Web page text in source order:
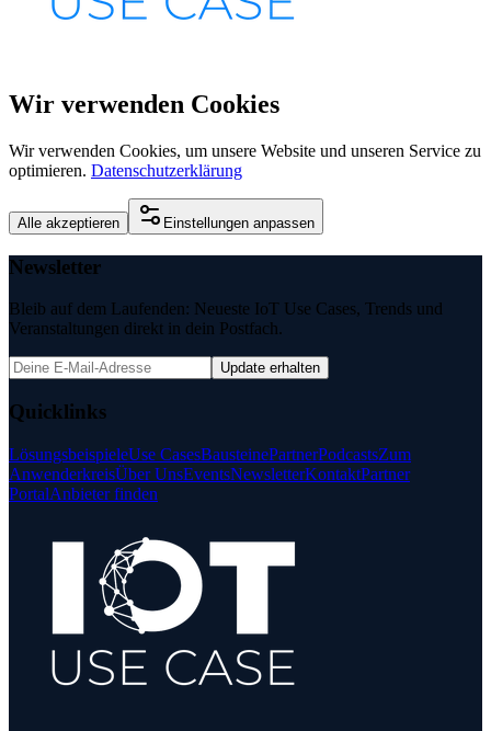
Wir verwenden Cookies
Wir verwenden Cookies, um unsere Website und unseren Service zu
optimieren. Datenschutzerklärung
Alle akzeptieren Einstellungen anpassen
Newsletter
Bleib auf dem Laufenden: Neueste IoT Use Cases, Trends und
Veranstaltungen direkt in dein Postfach.
Update erhalten
Quicklinks
LösungsbeispieleUse CasesBausteinePartnerPodcastsZum
AnwenderkreisÜber UnsEventsNewsletterKontaktPartner
PortalAnbieter finden